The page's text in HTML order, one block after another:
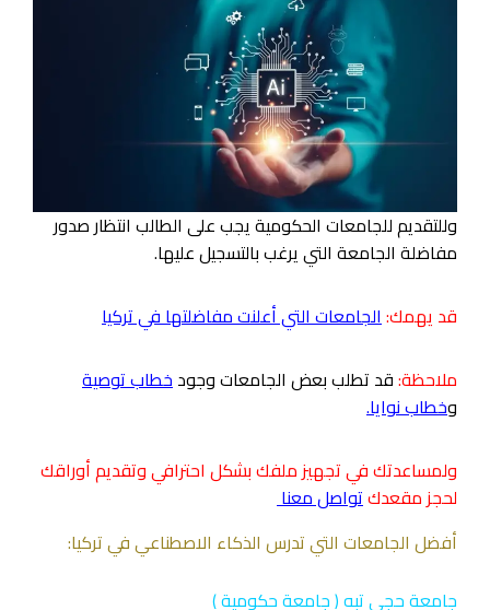
وللتقديم للجامعات الحكومية يجب على الطالب انتظار صدور
مفاضلة الجامعة التي يرغب بالتسجيل عليها.
قد يهمك:الجامعات التي أعلنت مفاضلتهافي تركيا
ملاحظة:قد تطلب بعض الجامعات وجودخطاب توصية
وخطاب نوايا.
ولمساعدتك في تجهيز ملفك بشكل احترافي وتقديم أوراقك
لحجز مقعدكتواصل معنا
أفضل الجامعات التي تدرس الذكاء الاصطناعي في تركيا:
جامعة حجي تبه ( جامعة حكومية )